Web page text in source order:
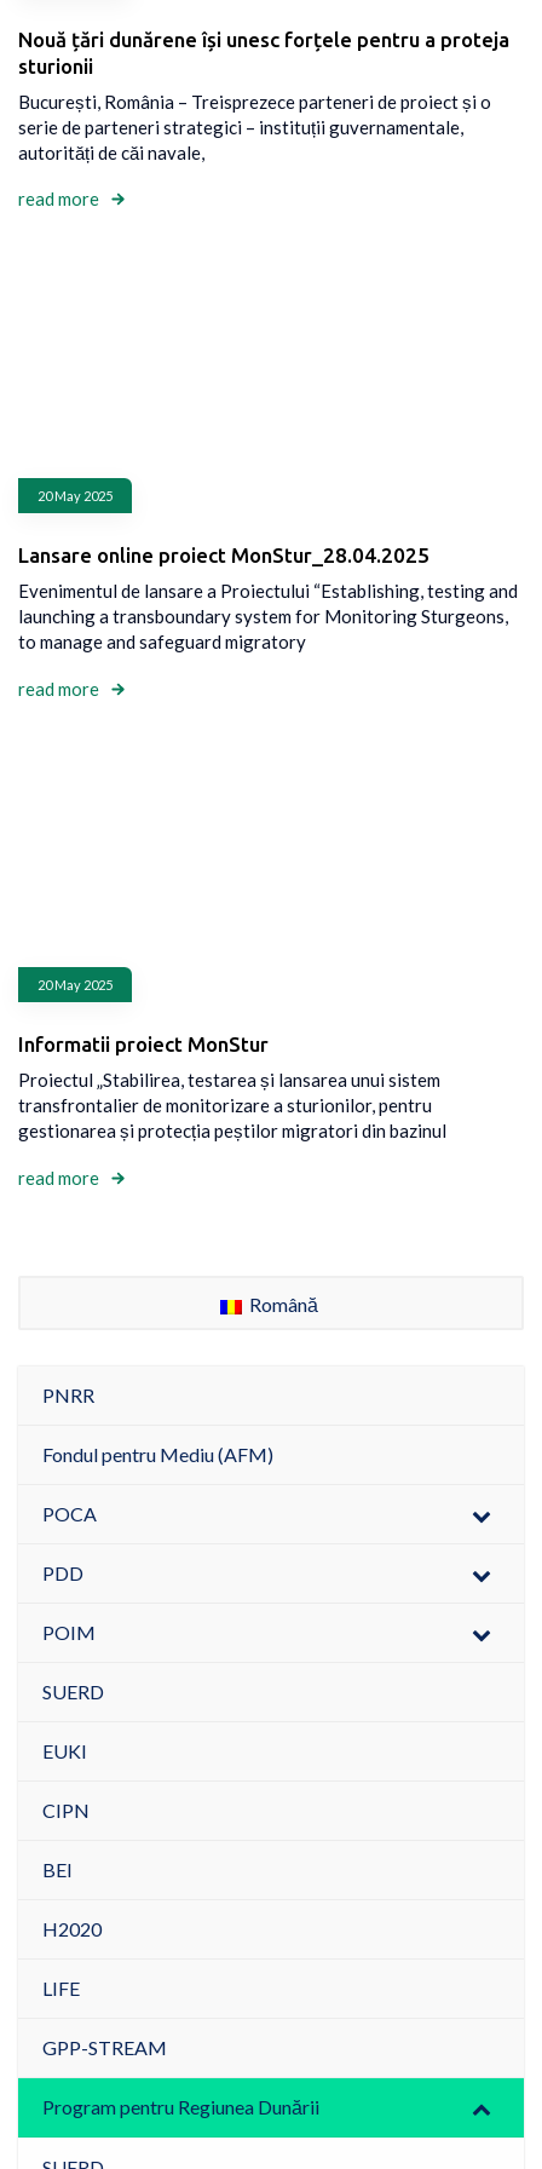
Nouă țări dunărene își unesc forțele pentru a proteja
sturionii
București, România – Treisprezece parteneri de proiect și o
serie de parteneri strategici – instituții guvernamentale,
autorități de căi navale,
read more
20 May 2025
Lansare online proiect MonStur_28.04.2025
Evenimentul de lansare a Proiectului “Establishing, testing and
launching a transboundary system for Monitoring Sturgeons,
to manage and safeguard migratory
read more
20 May 2025
Informatii proiect MonStur
Proiectul „Stabilirea, testarea și lansarea unui sistem
transfrontalier de monitorizare a sturionilor, pentru
gestionarea și protecția peștilor migratori din bazinul
read more
Română
PNRR
Fondul pentru Mediu (AFM)
POCA
PDD
POIM
SUERD
EUKI
CIPN
BEI
H2020
LIFE
GPP-STREAM
Program pentru Regiunea Dunării